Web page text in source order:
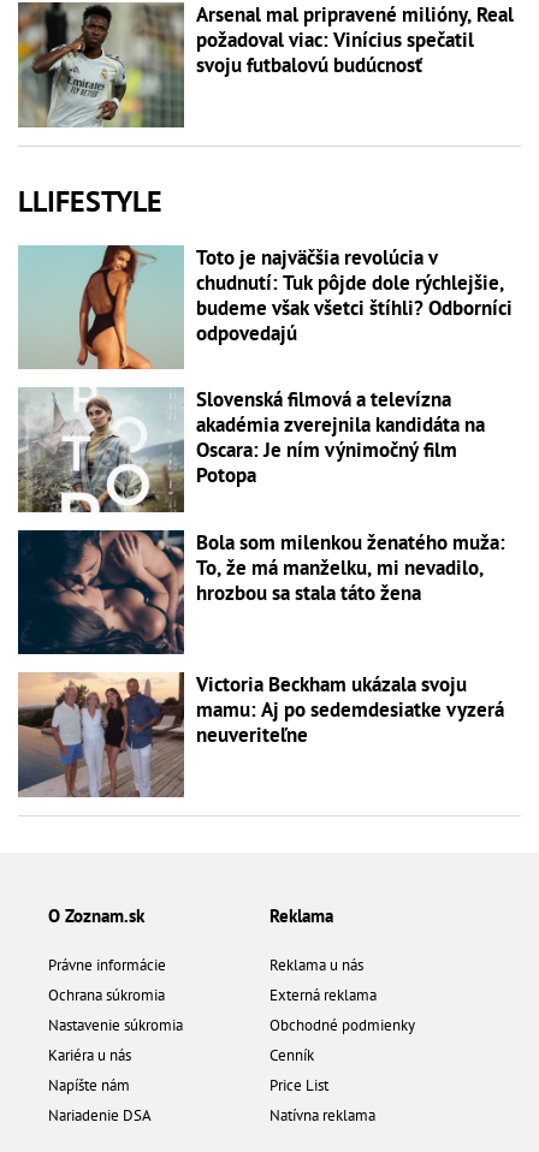
Arsenal mal pripravené milióny, Real
požadoval viac: Vinícius spečatil
svoju futbalovú budúcnosť
LLIFESTYLE
Toto je najväčšia revolúcia v
chudnutí: Tuk pôjde dole rýchlejšie,
budeme však všetci štíhli? Odborníci
odpovedajú
Slovenská filmová a televízna
akadémia zverejnila kandidáta na
Oscara: Je ním výnimočný film
Potopa
Bola som milenkou ženatého muža:
To, že má manželku, mi nevadilo,
hrozbou sa stala táto žena
Victoria Beckham ukázala svoju
mamu: Aj po sedemdesiatke vyzerá
neuveriteľne
O Zoznam.sk
Právne informácie
Ochrana súkromia
Nastavenie súkromia
Kariéra u nás
Napíšte nám
Nariadenie DSA
Reklama
Reklama u nás
Externá reklama
Obchodné podmienky
Cenník
Price List
Natívna reklama